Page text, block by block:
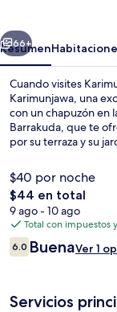
Siguiente
66+
Resumen
Cuando visites
Karimunjawa, una
con un chapuzón en
Barrakuda, que te
por su terraza y su
$40 por noche
El
precio
total
es
de
$44 en total
9 ago - 10 ago
Total con impuestos
Opiniones
6.06.0 de 10,
BuenaVer 1
Servicios